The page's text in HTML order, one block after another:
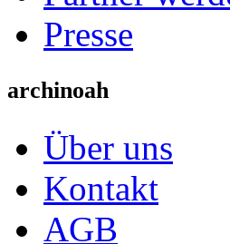
Presse
archinoah
Über uns
Kontakt
AGB